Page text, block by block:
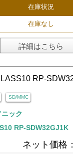
在庫状況
在庫なし
詳細はこちら
SD/MMC
ック
RP-SDW32GJ1K
ネット価格：